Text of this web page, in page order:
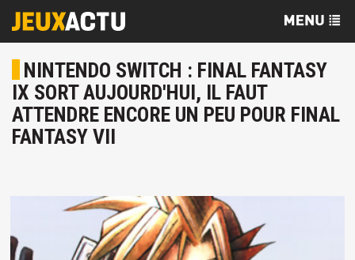
NINTENDO SWITCH : FINAL FANTASY
IX SORT AUJOURD'HUI, IL FAUT
ATTENDRE ENCORE UN PEU POUR FINAL
FANTASY VII